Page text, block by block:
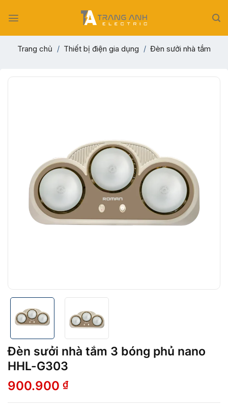
Trang chủ / Thiết bị điện gia dụng / Đèn sưởi nhà tắm
Đèn sưởi nhà tắm 3 bóng phủ nano
HHL-G303
900.900 ₫